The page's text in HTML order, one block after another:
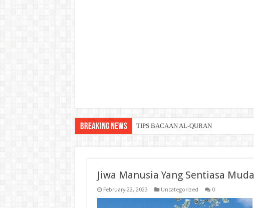
Breaking News TIPS BACAAN AL-QURAN
Jiwa Manusia Yang Sentiasa Muda
February 22, 2023 Uncategorized 0